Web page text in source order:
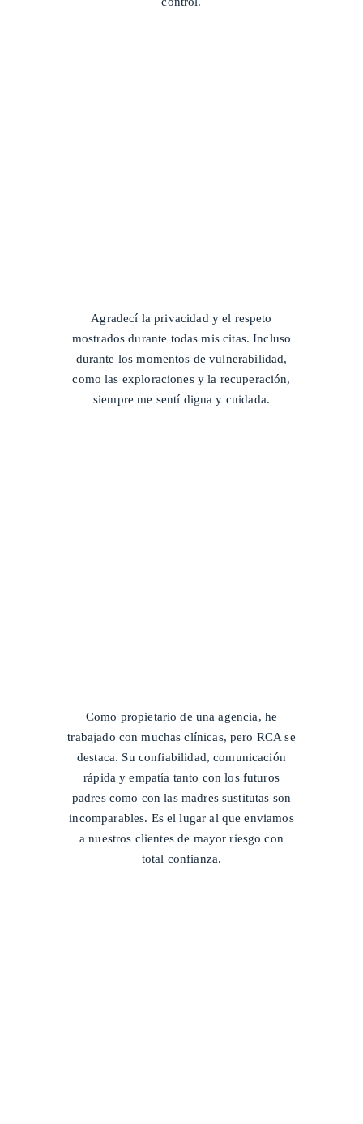
Agradecí la privacidad y el respeto
mostrados durante todas mis citas. Incluso
durante los momentos de vulnerabilidad,
como las exploraciones y la recuperación,
siempre me sentí digna y cuidada.
Como propietario de una agencia, he
trabajado con muchas clínicas, pero RCA se
destaca. Su confiabilidad, comunicación
rápida y empatía tanto con los futuros
padres como con las madres sustitutas son
incomparables. Es el lugar al que enviamos
a nuestros clientes de mayor riesgo con
total confianza.